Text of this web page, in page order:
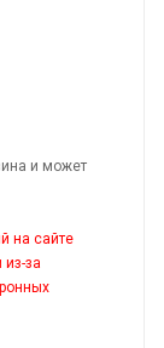
и может
на сайте
из-за